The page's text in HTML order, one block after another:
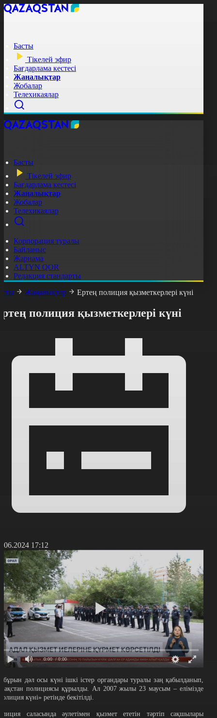
Басты
Тікелей эфир
Бағдарлама кестесі
Жаңалықтар
Жобалар
Телехикаялар
Басты
Тікелей эфир
Бағдарлама кестесі
Жаңалықтар
Жобалар
Телехикаялар
Корпорация туралы
Байланыс
Жарнама
ALTYN QOR
Редакция стандарты
Жаңалықтар Ертең полиция қызметкерлері күні
полиция қызметкерлері күні
17:12
0:00 / 0:00
бұрын дәл осы күні ішкі істер органдары туралы заң қабылданып,
полициясы құрылды. Ал 2007 жылы 23 маусым – елімізде
күні» ретінде бекітілді.
саласында әулетімен қызмет ететін тәртіп сақшылары